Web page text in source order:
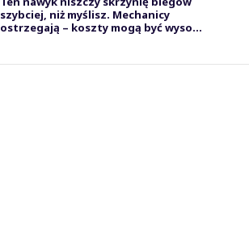
szybciej, niż myślisz. Mechanicy
ostrzegają – koszty mogą być wyso...